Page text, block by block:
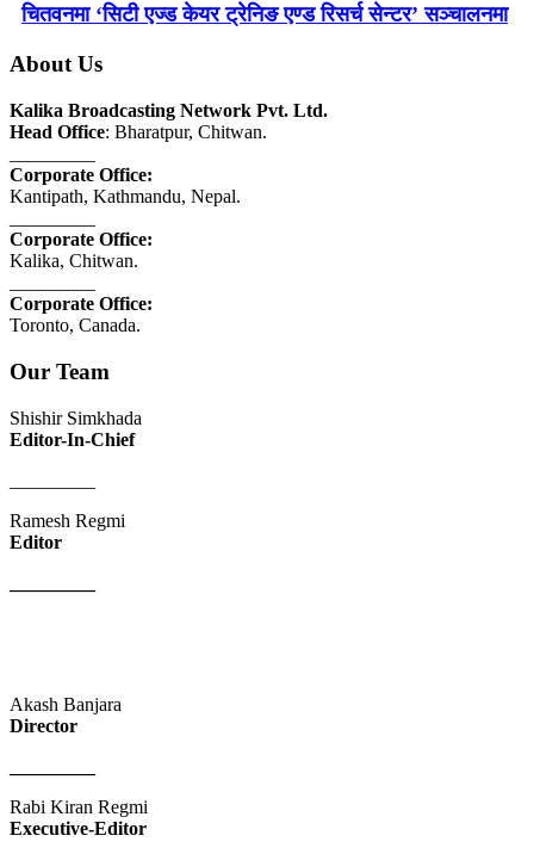
चितवनमा ‘सिटी एज्ड केयर ट्रेनिङ एण्ड रिसर्च सेन्टर’ सञ्चालनमा
About Us
Kalika Broadcasting Network Pvt. Ltd.
Head Office: Bharatpur, Chitwan.
Corporate Office:
Kantipath, Kathmandu, Nepal.
Corporate Office:
Kalika, Chitwan.
Corporate Office:
Toronto, Canada.
Our Team
Shishir Simkhada
Editor-In-Chief
Ramesh Regmi
Editor
Akash Banjara
Director
Rabi Kiran Regmi
Executive-Editor